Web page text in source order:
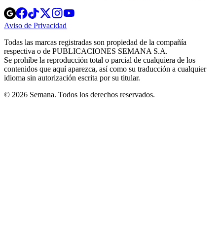
Opens
in
new
Opens
in
new
Opens
in
new
window
Opens
new
windowwindow
Aviso de Privacidad
new
window
Todas las marcas registradas son propiedad de la compañía
respectiva o de PUBLICACIONES SEMANA S.A.
Se prohíbe la reproducción total o parcial de cualquiera de los
contenidos que aquí aparezca, así como su traducción a cualquier
idioma sin autorización escrita por su titular.
© 2026 Semana. Todos los derechos reservados.